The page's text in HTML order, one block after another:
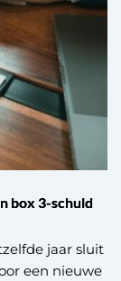
box 3-schuld
jaar sluit
een nieuwe